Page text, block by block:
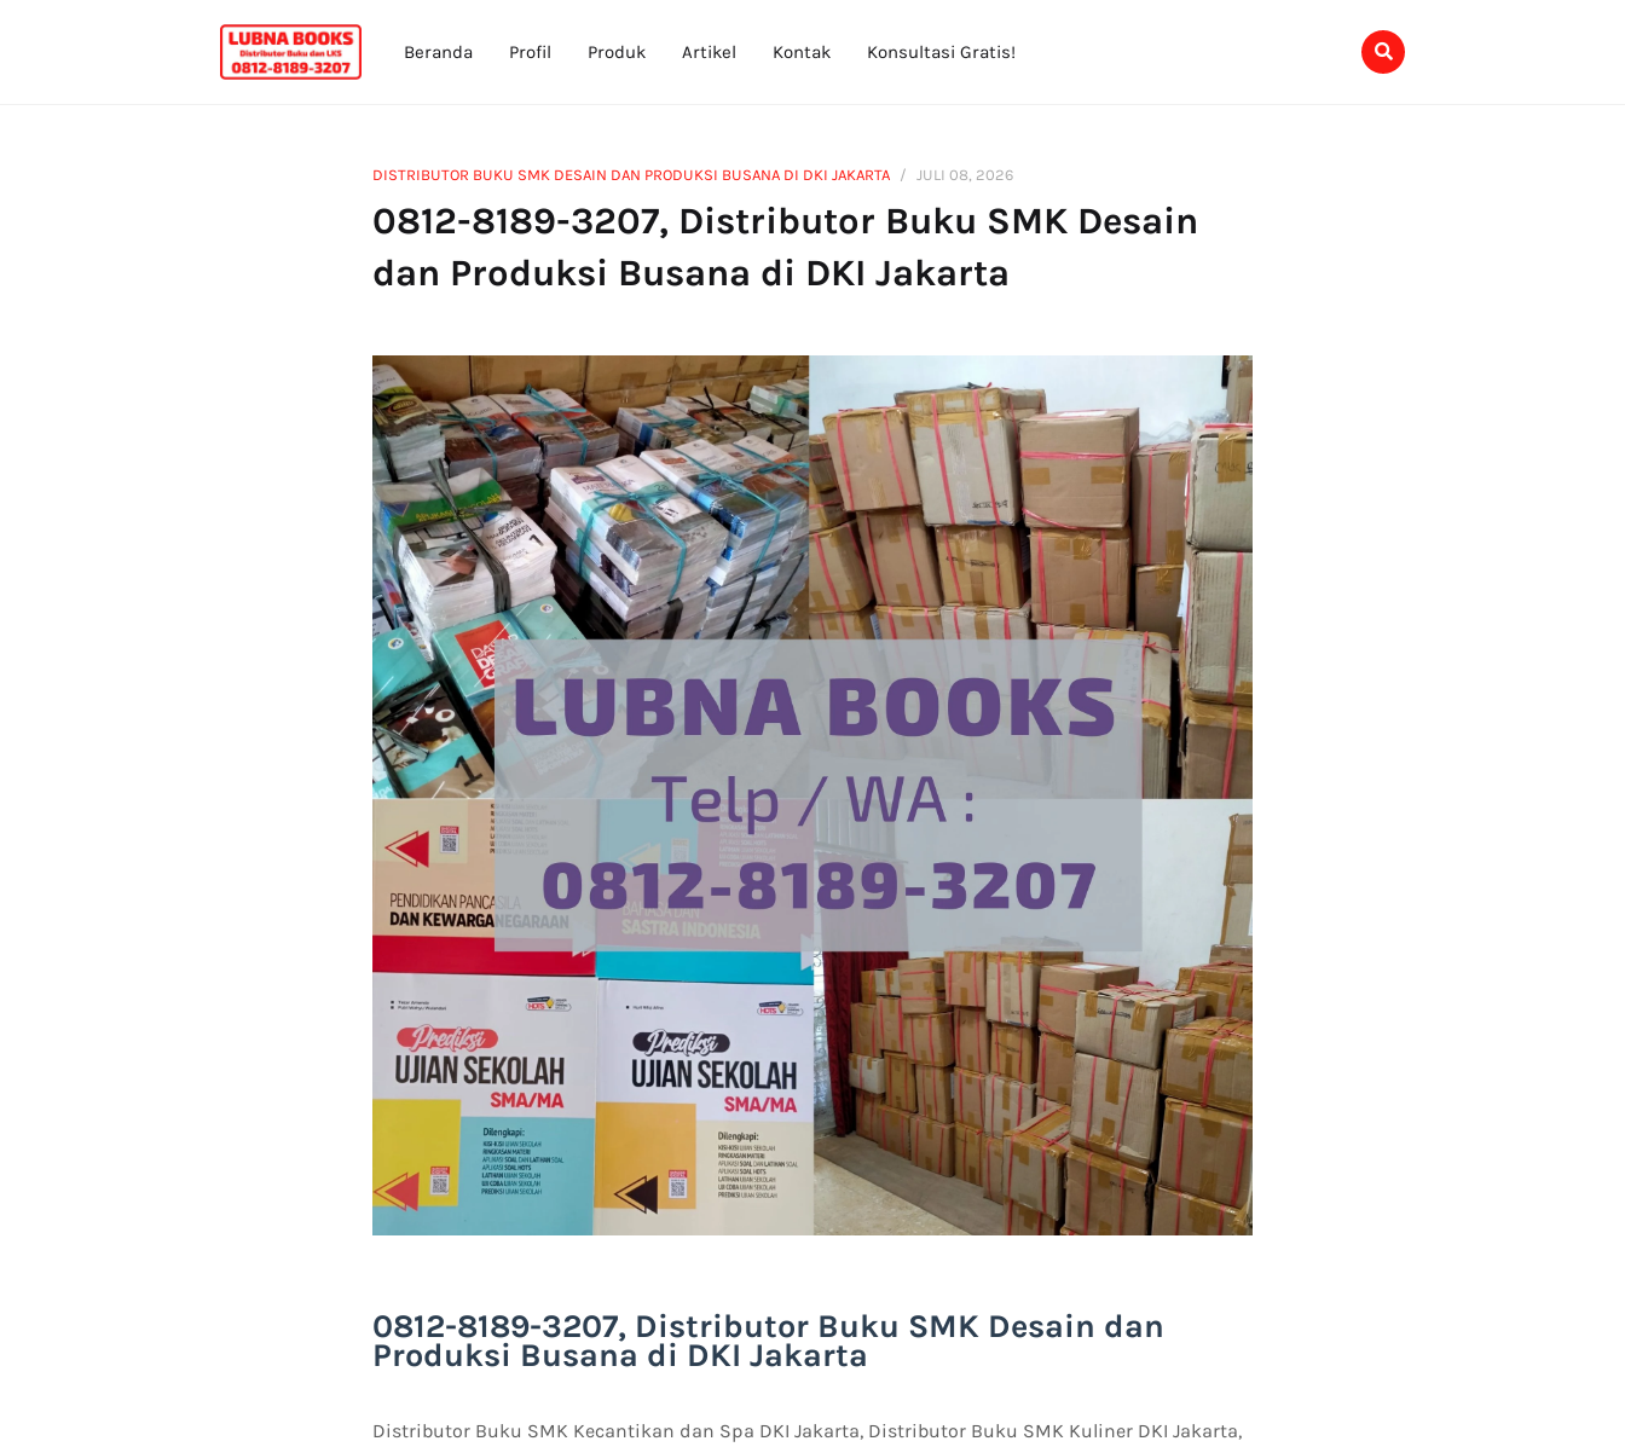
Beranda Profil Produk Artikel Kontak Konsultasi Gratis!
DISTRIBUTOR BUKU SMK DESAIN DAN PRODUKSI BUSANA DI DKI JAKARTA JULI 08, 2026
0812-8189-3207, Distributor Buku SMK Desain
dan Produksi Busana di DKI Jakarta
0812-8189-3207, Distributor Buku SMK Desain dan
Produksi Busana di DKI Jakarta
Distributor Buku SMK Kecantikan dan Spa DKI Jakarta, Distributor Buku SMK Kuliner DKI Jakarta,